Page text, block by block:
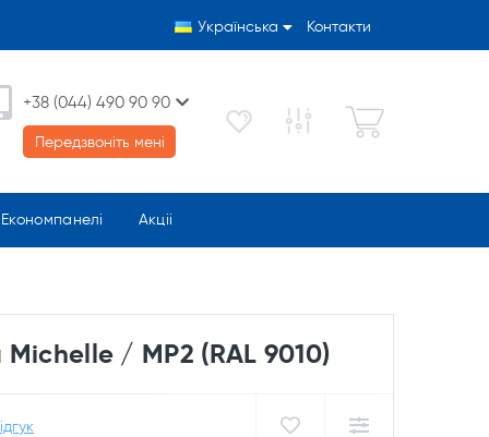
Українська Контакти
+38 (044) 490 90 90
Передзвоніть мені
Економпанелі Акціі
/ MP2 (RAL 9010)